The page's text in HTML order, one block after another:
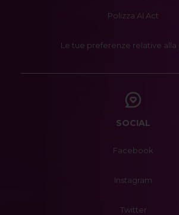
Polizza AI Act
Le tue preferenze relative alla
SOCIAL
Facebook
Instagram
Twitter